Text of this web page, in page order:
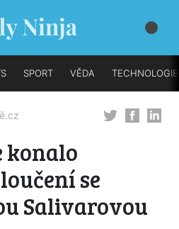
SPORT VĚDA TECHNOLOGIE
konalo
se
Salivarovou